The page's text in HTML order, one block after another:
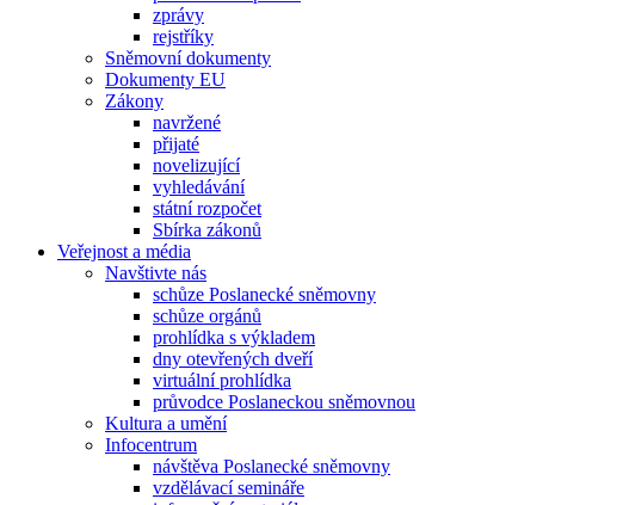
zprávy
rejstříky
Sněmovní dokumenty
Dokumenty EU
Zákony
navržené
přijaté
novelizující
vyhledávání
státní rozpočet
Sbírka zákonů
Veřejnost a média
Navštivte nás
schůze Poslanecké sněmovny
schůze orgánů
prohlídka s výkladem
dny otevřených dveří
virtuální prohlídka
průvodce Poslaneckou sněmovnou
Kultura a umění
Infocentrum
návštěva Poslanecké sněmovny
vzdělávací semináře